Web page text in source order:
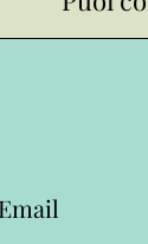
Email